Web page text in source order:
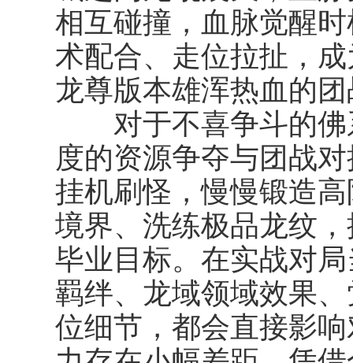
相互碰撞，血脉觉醒
术配合、走位拉扯，
龙尊版本雄浑热血的
对于不喜争斗的佛
度的资源争夺与团战
挂机刷怪，慢慢锻造
境界、洗练极品龙纹
毕业目标。在实战对
羁绊、龙域领域效果
位细节，都会直接影